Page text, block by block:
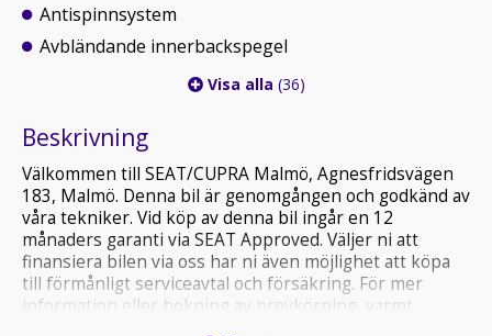
Antispinnsystem
Avbländande innerbackspegel
Visa alla (36)
Beskrivning
Välkommen till SEAT/CUPRA Malmö, Agnesfridsvägen
183, Malmö. Denna bil är genomgången och godkänd av
våra tekniker. Vid köp av denna bil ingår en 12
månaders garanti via SEAT Approved. Väljer ni att
finansiera bilen via oss har ni även möjlighet att köpa
till förmånligt serviceavtal och försäkring. För mer
information eller bokning av provkörning, varmt